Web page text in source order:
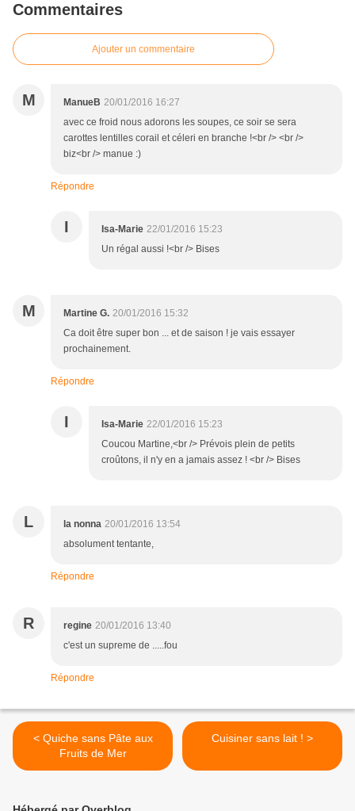
Commentaires
Ajouter un commentaire
M ManueB 20/01/2016 16:27
avec ce froid nous adorons les soupes, ce soir se sera
carottes lentilles corail et céleri en branche !<br /> <br />
biz<br /> manue :)
Répondre
I Isa-Marie 22/01/2016 15:23
Un régal aussi !<br /> Bises
M Martine G. 20/01/2016 15:32
Ca doit être super bon ... et de saison ! je vais essayer
prochainement.
Répondre
I Isa-Marie 22/01/2016 15:23
Coucou Martine,<br /> Prévois plein de petits
croûtons, il n'y en a jamais assez ! <br /> Bises
L la nonna 20/01/2016 13:54
absolument tentante,
Répondre
R regine 20/01/2016 13:40
c'est un supreme de .....fou
Répondre
< Quiche sans Pâte aux
Fruits de Mer
Cuisiner sans lait ! >